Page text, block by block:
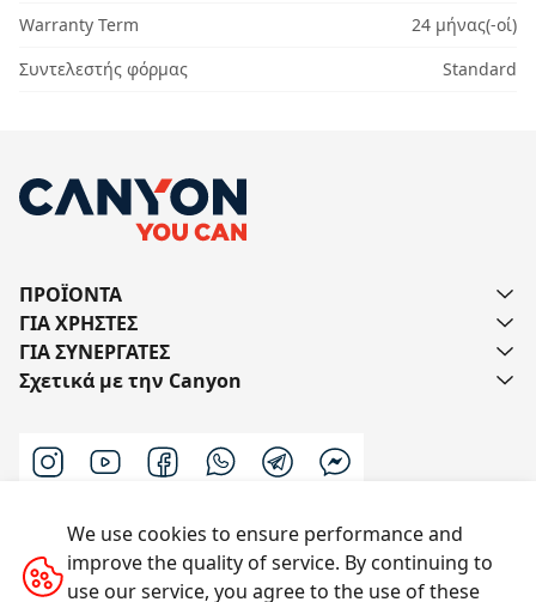
Warranty Term
24 μήνας(-οί)
Συντελεστής φόρμας
Standard
ΠΡΟΪΟΝΤΑ
ΓΙΑ ΧΡΗΣΤΕΣ
ΓΙΑ ΣΥΝΕΡΓΑΤΕΣ
Σχετικά με την Canyon
Επικοινωνήστε μαζί μας
We use cookies to ensure performance and
improve the quality of service. By continuing to
use our service, you agree to the use of these